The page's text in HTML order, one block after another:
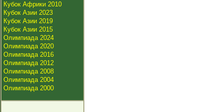
Кубок Африки 2010
Кубок Азии 2023
Кубок Азии 2019
Кубок Азии 2015
Олимпиада 2024
Олимпиада 2020
Олимпиада 2016
Олимпиада 2012
Олимпиада 2008
Олимпиада 2004
Олимпиада 2000